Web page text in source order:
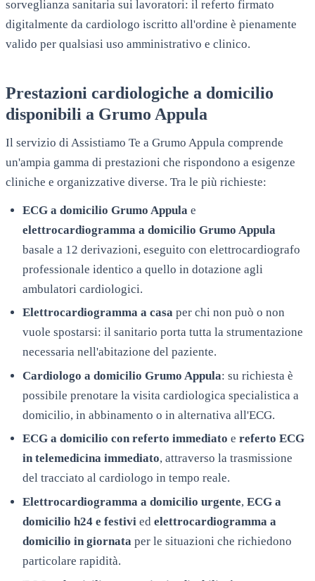
sorveglianza sanitaria sui lavoratori: il referto firmato
digitalmente da cardiologo iscritto all'ordine è pienamente
valido per qualsiasi uso amministrativo e clinico.
Prestazioni cardiologiche a domicilio
disponibili a Grumo Appula
Il servizio di Assistiamo Te a Grumo Appula comprende
un'ampia gamma di prestazioni che rispondono a esigenze
cliniche e organizzative diverse. Tra le più richieste:
ECG a domicilio Grumo Appula e
elettrocardiogramma a domicilio Grumo Appula
basale a 12 derivazioni, eseguito con elettrocardiografo
professionale identico a quello in dotazione agli
ambulatori cardiologici.
Elettrocardiogramma a casa per chi non può o non
vuole spostarsi: il sanitario porta tutta la strumentazione
necessaria nell'abitazione del paziente.
Cardiologo a domicilio Grumo Appula: su richiesta è
possibile prenotare la visita cardiologica specialistica a
domicilio, in abbinamento o in alternativa all'ECG.
ECG a domicilio con referto immediato e referto ECG
in telemedicina immediato, attraverso la trasmissione
del tracciato al cardiologo in tempo reale.
Elettrocardiogramma a domicilio urgente, ECG a
domicilio h24 e festivi ed elettrocardiogramma a
domicilio in giornata per le situazioni che richiedono
particolare rapidità.